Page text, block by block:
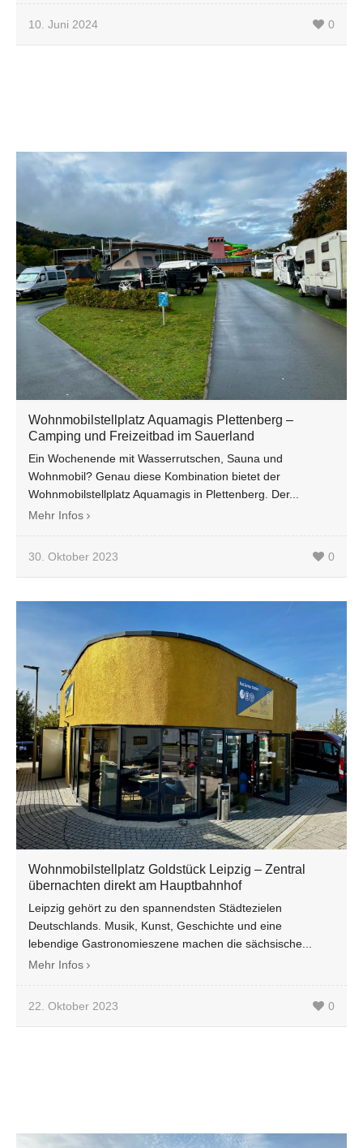
10. Juni 2024 0
Wohnmobilstellplatz Aquamagis Plettenberg –
Camping und Freizeitbad im Sauerland
Ein Wochenende mit Wasserrutschen, Sauna und
Wohnmobil? Genau diese Kombination bietet der
Wohnmobilstellplatz Aquamagis in Plettenberg. Der...
Mehr Infos
30. Oktober 2023 0
Wohnmobilstellplatz Goldstück Leipzig – Zentral
übernachten direkt am Hauptbahnhof
Leipzig gehört zu den spannendsten Städtezielen
Deutschlands. Musik, Kunst, Geschichte und eine
lebendige Gastronomieszene machen die sächsische...
Mehr Infos
22. Oktober 2023 0